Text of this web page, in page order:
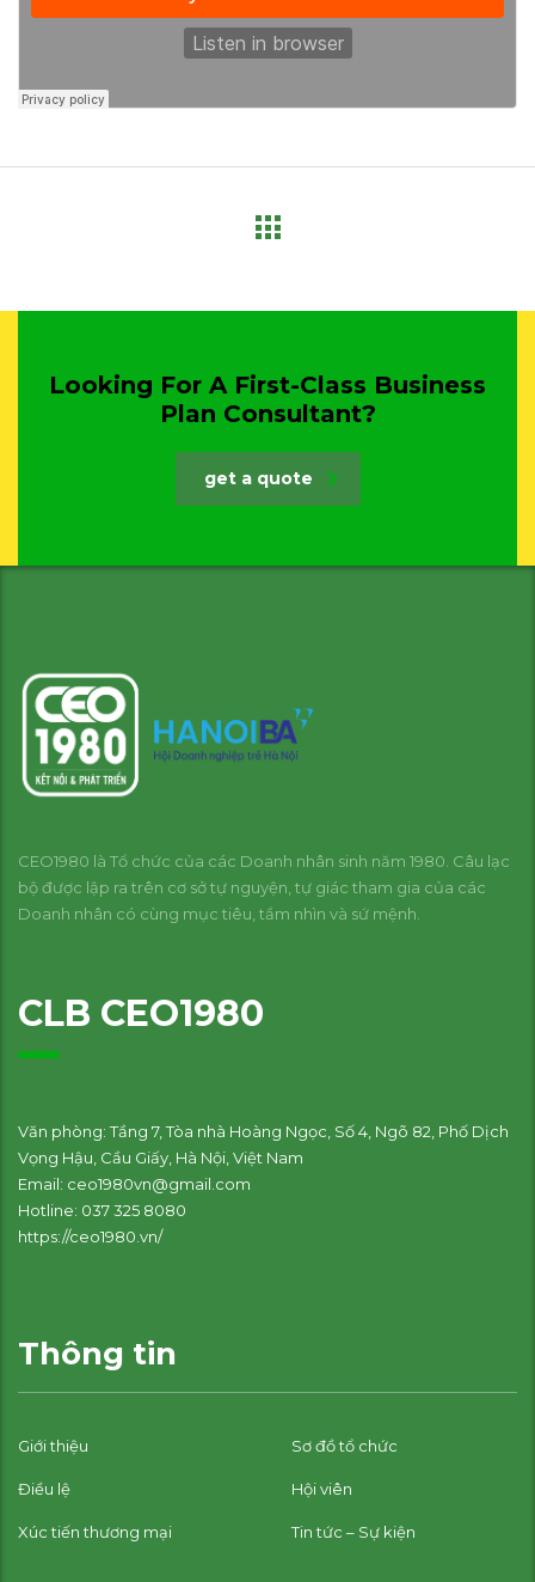
Looking For A First-Class Business
Plan Consultant?
get a quote
CEO1980 là Tổ chức của các Doanh nhân sinh năm 1980. Câu lạc
bộ được lập ra trên cơ sở tự nguyện, tự giác tham gia của các
Doanh nhân có cùng mục tiêu, tầm nhìn và sứ mệnh.
CLB CEO1980
Văn phòng: Tầng 7, Tòa nhà Hoàng Ngọc, Số 4, Ngõ 82, Phố Dịch
Vọng Hậu, Cầu Giấy, Hà Nội, Việt Nam
Email: ceo1980vn@gmail.com
Hotline: 037 325 8080
https://ceo1980.vn/
Thông tin
Giới thiệu Sơ đồ tổ chức
Điều lệ Hội viên
Xúc tiến thương mại Tin tức – Sự kiện